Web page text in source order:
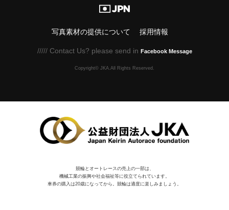
写真素材の提供について 採用情報
///// Contact Us? please send in Facebook Message
Copyright© JKA.All Rights Reserved.
競輪とオートレースの売上の一部は、
機械⼯業の振興や社会福祉等に役⽴てられています。
車券の購入は20歳になってから。競輪は適度に楽しみましょう。